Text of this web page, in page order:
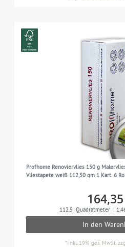
Profhome Renoviervlies 150 g
Vliestapete weiß 112,50 qm 1 Kart. 6
112.5 Quadratmeter |
In den
* inkl. 19% ges. MwSt.